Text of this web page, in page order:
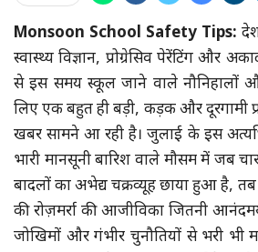
Monsoon School Safety Tips:
स्वास्थ्य विज्ञान, प्रोग्रेसिव पेरेंटिंग और
से इस समय स्कूल जाने वाले नौनिहालों
लिए एक बहुत ही बड़ी, कड़क और दूरगामी
खबर सामने आ रही है। जुलाई के इस
भारी मानसूनी बारिश वाले मौसम में जब
बादलों का अभेद्य चक्रव्यूह छाया हुआ है,
की रोज़मर्रा की आजीविका जितनी
जोखिमों और गंभीर चुनौतियों से भरी भी